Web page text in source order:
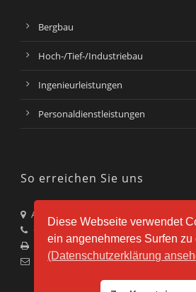
Bergbau
Hoch-/Tief-/Industriebau
Ingenieurleistungen
Personaldienstleistungen
So erreichen Sie uns
Am Westhafen 27, 44653 Herne
+49 (0) 2325-63629-0
+49 (0) 2325-63629-22
info@mec-gmbh.eu
Diese Webseite verwendet
ein angenehmeres Surfen zu
(Datenschutzerklärung